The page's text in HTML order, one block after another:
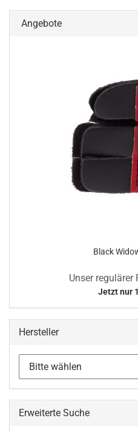
Angebote
Black
Unser regulärer
Jetzt nur
Hersteller
Erweiterte Suche